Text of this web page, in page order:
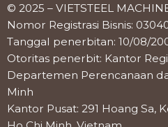
© 2025 – VIETSTEEL
Nomor Registrasi Bisnis:
Tanggal penerbitan: 10/08/
Otoritas penerbit: Kantor
Departemen Perencanaan
Minh
Kantor Pusat: 291 Hoang Sa,